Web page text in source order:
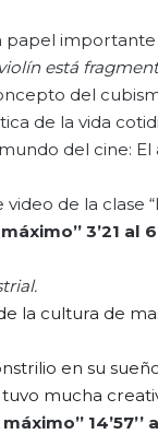
está
del
de la vida
del cine:
de la clase
3’21 al
la cultura de
en su
mucha
14’57’’